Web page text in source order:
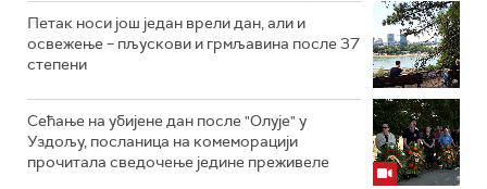
Петак носи још један врели дан, али и
освежење – пљускови и грмљавина после 37
степени
Сећање на убијене дан после "Олује" у
Уздољу, посланица на комеморацији
прочитала сведочење једине преживеле